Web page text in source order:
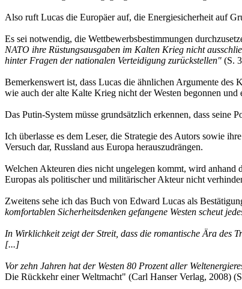
Also ruft Lucas die Europäer auf, die Energiesicherheit auf
Es sei notwendig, die Wettbewerbsbestimmungen
NATO ihre Rüstungsausgaben im Kalten Krieg nicht
hinter Fragen der nationalen Verteidigung zurückstellen" (S.
Bemerkenswert ist, dass Lucas die ähnlichen Argumente
wie auch der alte Kalte Krieg nicht der Westen begonnen
Das Putin-System müsse grundsätzlich erkennen, dass seine
Ich überlasse es dem Leser, die Strategie des Autors sowie
Versuch dar, Russland aus Europa herauszudrängen.
Welchen Akteuren dies nicht ungelegen kommt, wird anhand
Europas als politischer und militärischer Akteur nicht
Zweitens sehe ich das Buch von Edward Lucas als
komfortablen Sicherheitsdenken gefangene Westen scheut
In Wirklichkeit zeigt der Streit, dass die romantische Ära des
[...]
Vor zehn Jahren hat der Westen 80 Prozent aller
Die Rückkehr einer Weltmacht" (Carl Hanser Verlag, 2008)